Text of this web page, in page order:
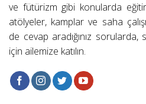
ve fütürizm gibi konularda
atölyeler, kamplar ve saha
de cevap aradığınız
için ailemize katılın.